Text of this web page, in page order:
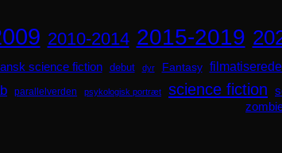
2010-2014 2015-2019
science fiction debut dyr Fantasy
parallelverden psykologisk portræt science fiction